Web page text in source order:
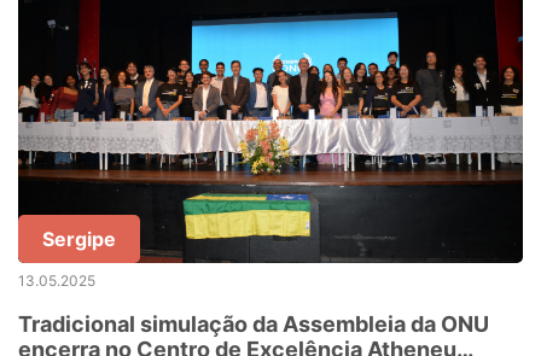
Sergipe
13.05.2025
Tradicional simulação da Assembleia da ONU
encerra no Centro de Excelência Atheneu